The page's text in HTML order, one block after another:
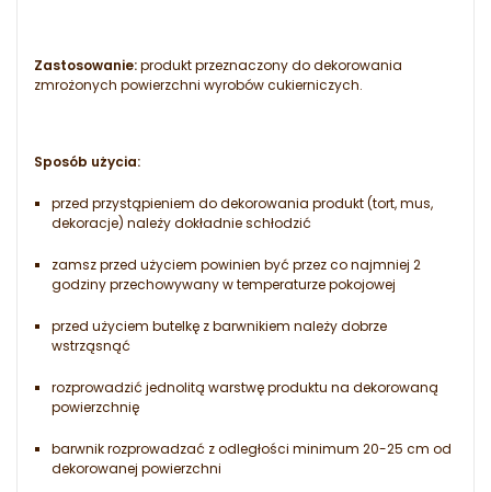
Zastosowanie:produkt przeznaczony do dekorowania
zmrożonych powierzchni wyrobów cukierniczych.
Sposób użycia:
przed przystąpieniem do dekorowania produkt (tort, mus,
dekoracje) należy dokładnie schłodzić
zamsz przed użyciem powinien być przez co najmniej 2
godziny przechowywany w temperaturze pokojowej
przed użyciem butelkę z barwnikiem należy dobrze
wstrząsnąć
rozprowadzić jednolitą warstwę produktu na dekorowaną
powierzchnię
barwnik rozprowadzać z odległości minimum 20-25 cm od
dekorowanej powierzchni